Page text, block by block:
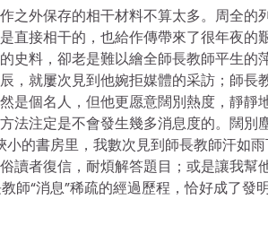
之外保存的相干材料不算太多。周全的
直接相干的，也給作傳帶來了很年夜的
料，卻老是難以繪全師長教師平生的
，就屢次見到他婉拒媒體的采訪；師長
是個名人，但他更愿意闊別熱度，靜靜
法注定是不會發生幾多消息度的。闊別
的書房里，我數次見到師長教師汗如
讀者復信，耐煩解答題目；或是讓我幫
師“消息”稀疏的經過歷程，恰好成了發